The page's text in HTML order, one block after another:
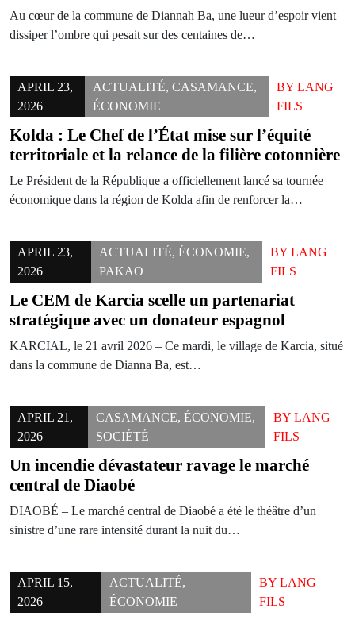
Au cœur de la commune de Diannah Ba, une lueur d’espoir vient
dissiper l’ombre qui pesait sur des centaines de…
APRIL 23,
2026
ACTUALITÉ,CASAMANCE,
ÉCONOMIE
BY LANG
FILS
Kolda : Le Chef de l’État mise sur l’équité
territoriale et la relance de la filière cotonnière
Le Président de la République a officiellement lancé sa tournée
économique dans la région de Kolda afin de renforcer la…
APRIL 23,
2026
ACTUALITÉ, ÉCONOMIE,
PAKAO
BY LANG
FILS
Le CEM de Karcia scelle un partenariat
stratégique avec un donateur espagnol
KARCIAL, le 21 avril 2026 – Ce mardi, le village de Karcia, situé
dans la commune de Dianna Ba, est…
APRIL 21,
2026
CASAMANCE,ÉCONOMIE,
SOCIÉTÉ
BY LANG
FILS
Un incendie dévastateur ravage le marché
central de Diaobé
DIAOBÉ – Le marché central de Diaobé a été le théâtre d’un
sinistre d’une rare intensité durant la nuit du…
APRIL 15,
2026
ACTUALITÉ,
ÉCONOMIE
BYLANG
FILS